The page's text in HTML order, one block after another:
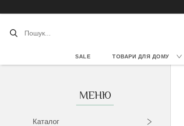
SALE ТОВАРИ ДЛЯ ДОМУ
Каталог